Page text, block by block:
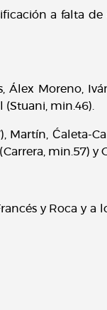
a falta
Álex Moreno,
(Stuani, min.46).
Martín, Ćaleta-
min.57) y
y Roca y a